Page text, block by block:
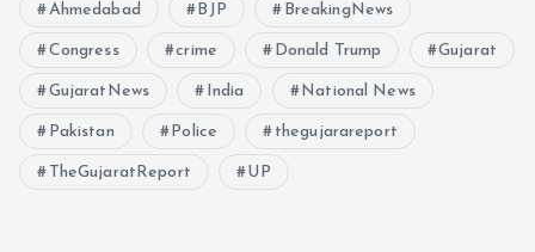
Ahmedabad BJP BreakingNews
Congress crime Donald Trump Gujarat
GujaratNews India National News
Pakistan Police thegujarareport
TheGujaratReport UP